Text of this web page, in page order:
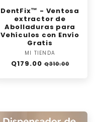
DentFix™️ - Ventosa
extractor de
Abolladuras para
Vehículos con Envío
Gratis
Proveedor:
MI TIENDA
Precio
Q179.00 Precio
Q310.00